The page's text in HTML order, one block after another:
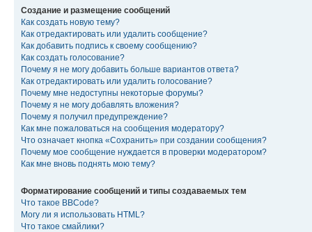
Создание и размещение сообщений
Как создать новую тему?
Как отредактировать или удалить сообщение?
Как добавить подпись к своему сообщению?
Как создать голосование?
Почему я не могу добавить больше вариантов ответа?
Как отредактировать или удалить голосование?
Почему мне недоступны некоторые форумы?
Почему я не могу добавлять вложения?
Почему я получил предупреждение?
Как мне пожаловаться на сообщения модератору?
Что означает кнопка «Сохранить» при создании сообщения?
Почему мое сообщение нуждается в проверки модератором?
Как мне вновь поднять мою тему?
Форматирование сообщений и типы создаваемых тем
Что такое BBCode?
Могу ли я использовать HTML?
Что такое смайлики?